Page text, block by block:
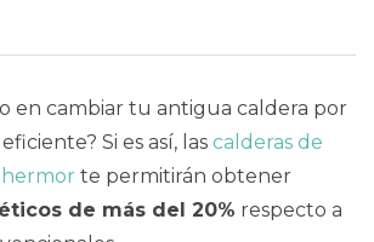
en cambiar tu antigua caldera por
Si es así, las calderas de
te permitirán obtener
de más del 20% respecto a